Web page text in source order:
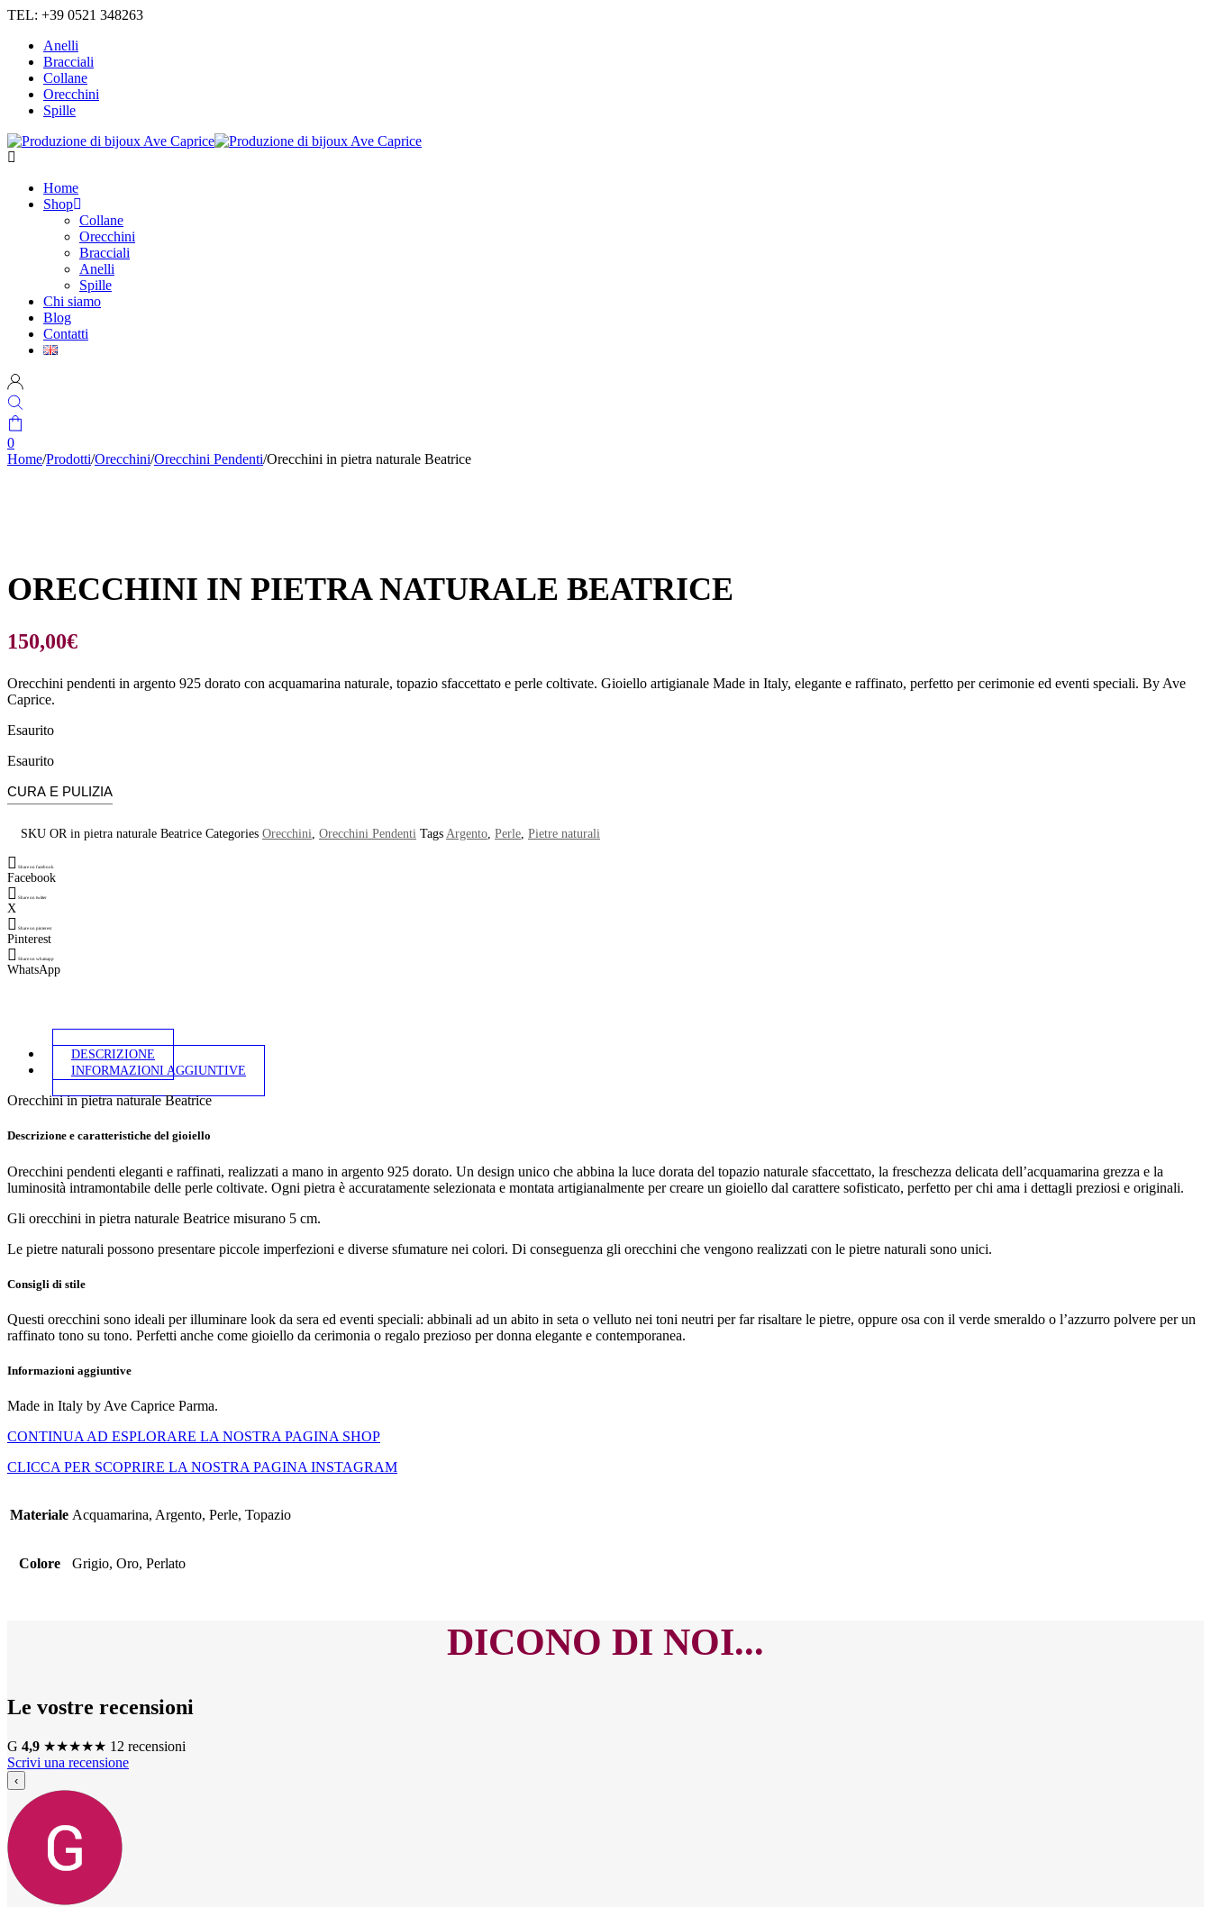
TEL: +39 0521 348263
Anelli
Bracciali
Collane
Orecchini
Spille
Home
Shop
Collane
Orecchini
Bracciali
Anelli
Spille
Chi siamo
Blog
Contatti
0
Home/Prodotti/Orecchini/Orecchini Pendenti/Orecchini in pietra naturale Beatrice
ORECCHINI IN PIETRA NATURALE BEATRICE
150,00€
Orecchini pendenti in argento 925 dorato con acquamarina naturale, topazio sfaccettato e perle coltivate. Gioiello artigianale Made in Italy, elegante e raffinato, perfetto per cerimonie ed eventi speciali. By Ave
Caprice.
Esaurito
Esaurito
CURA E PULIZIA
SKU OR in pietra naturale Beatrice Categories Orecchini, Orecchini Pendenti Tags Argento, Perle, Pietre naturali
Share on facebook
Facebook
Share on twitter
X
Share on pinterest
Pinterest
Share on whatsapp
WhatsApp
DESCRIZIONE
INFORMAZIONI AGGIUNTIVE
Orecchini in pietra naturale Beatrice
Descrizione e caratteristiche del gioiello
Orecchini pendenti eleganti e raffinati, realizzati a mano in argento 925 dorato. Un design unico che abbina la luce dorata del topazio naturale sfaccettato, la freschezza delicata dell’acquamarina grezza e la
luminosità intramontabile delle perle coltivate. Ogni pietra è accuratamente selezionata e montata artigianalmente per creare un gioiello dal carattere sofisticato, perfetto per chi ama i dettagli preziosi e originali.
Gli orecchini in pietra naturale Beatrice misurano 5 cm.
Le pietre naturali possono presentare piccole imperfezioni e diverse sfumature nei colori. Di conseguenza gli orecchini che vengono realizzati con le pietre naturali sono unici.
Consigli di stile
Questi orecchini sono ideali per illuminare look da sera ed eventi speciali: abbinali ad un abito in seta o velluto nei toni neutri per far risaltare le pietre, oppure osa con il verde smeraldo o l’azzurro polvere per un
raffinato tono su tono. Perfetti anche come gioiello da cerimonia o regalo prezioso per donna elegante e contemporanea.
Informazioni aggiuntive
Made in Italy by Ave Caprice Parma.
CONTINUA AD ESPLORARE LA NOSTRA PAGINA SHOP
CLICCA PER SCOPRIRE LA NOSTRA PAGINA INSTAGRAM
Materiale Acquamarina, Argento, Perle, Topazio
Colore Grigio, Oro, Perlato
DICONO DI NOI...
Le vostre recensioni
G 4,9 ★★★★★ 12 recensioni
Scrivi una recensione
‹